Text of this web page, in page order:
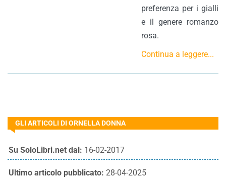
preferenza per i gialli
e il genere romanzo
rosa.
Continua a leggere...
GLI ARTICOLI DI ORNELLA DONNA
Su SoloLibri.net dal: 16-02-2017
Ultimo articolo pubblicato: 28-04-2025